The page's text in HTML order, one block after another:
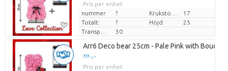
Pris per enhet
nummer
?
17
Totalt:
? Höjd
25
30
Arr6 Deco bear 25cm - Pale Pink with Bouquet
??? -,--
Pris per enhet